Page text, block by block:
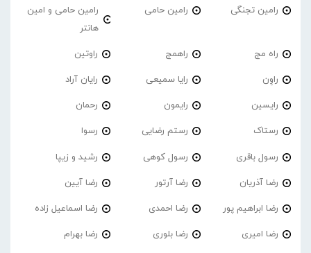
رامین تجنگی رامین حامی
رامین حامی و امین
هانتر
راه مج راهمج راوتین
راوِن رایا سمیعی رایان آراد
رایسین رایمون رحمان
رستاک رستم رضایی رسوا
رسول باقری رسول کوهی رشید و زیپا
رضا آذریان رضا آرتور رضا آیین
رضا ابراهیم پور رضا احمدی رضا اسماعیل زاده
رضا امیری رضا بلوری رضا بهرام